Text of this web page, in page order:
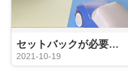
セットバックが必要な物件とは？売却する際のデメリットと注意点を解説
2021-10-19